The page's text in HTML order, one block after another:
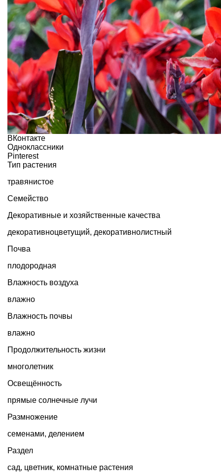
ВКонтакте
Одноклассники
Pinterest
Тип растения
травянистое
Семейство
Декоративные и хозяйственные качества
декоративноцветущий, декоративнолистный
Почва
плодородная
Влажность воздуха
влажно
Влажность почвы
влажно
Продолжительность жизни
многолетник
Освещённость
прямые солнечные лучи
Размножение
семенами, делением
Раздел
сад, цветник, комнатные растения